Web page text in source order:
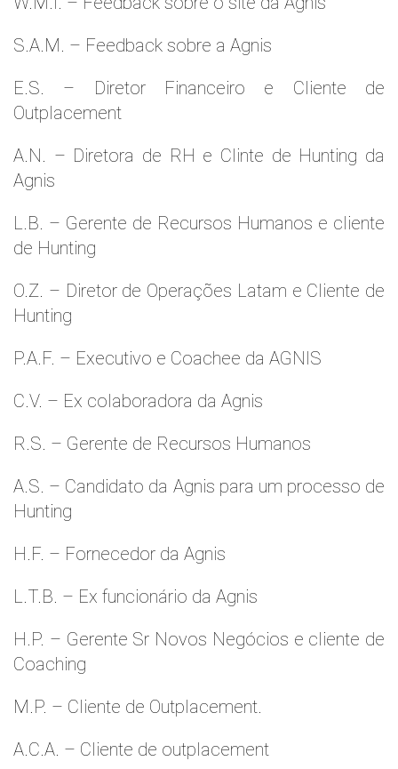
S.A.M. – Feedback sobre a Agnis
E.S. – Diretor Financeiro e Cliente de
Outplacement
A.N. – Diretora de RH e Clinte de Hunting da
Agnis
L.B. – Gerente de Recursos Humanos e cliente
de Hunting
O.Z. – Diretor de Operações Latam e Cliente de
Hunting
P.A.F. – Executivo e Coachee da AGNIS
C.V. – Ex colaboradora da Agnis
R.S. – Gerente de Recursos Humanos
A.S. – Candidato da Agnis para um processo de
Hunting
H.F. – Fornecedor da Agnis
L.T.B. – Ex funcionário da Agnis
H.P. – Gerente Sr Novos Negócios e cliente de
Coaching
M.P. – Cliente de Outplacement.
A.C.A. – Cliente de outplacement